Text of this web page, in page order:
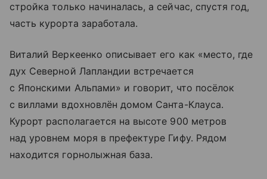
стройка только начиналась, а сейчас, спустя год,
часть курорта заработала.
Виталий Веркеенко описывает его как «место, где
дух Северной Лапландии встречается
с Японскими Альпами» и говорит, что посёлок
с виллами вдохновлён домом Санта-Клауса.
Курорт располагается на высоте 900 метров
над уровнем моря в префектуре Гифу. Рядом
находится горнолыжная база.